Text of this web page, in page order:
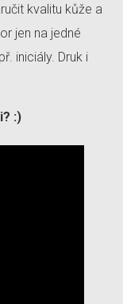
kvalitu kůže a
jen na jedné
iniciály. Druk i
:)